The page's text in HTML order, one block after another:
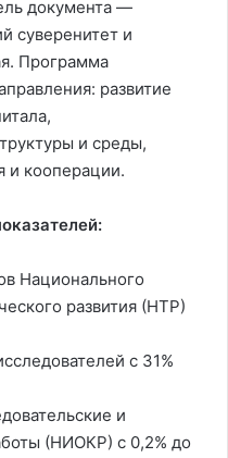
документа —
суверенитет и
Программа
развитие
и среды,
и кооперации.
Национального
развития (НТР)
с 31%
и
(НИОКР) с 0,2% до